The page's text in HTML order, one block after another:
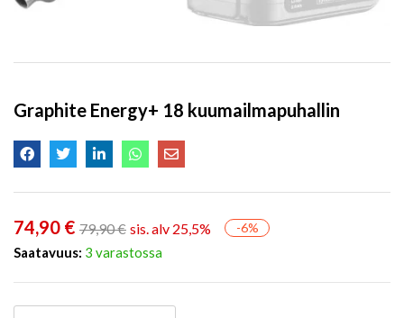
Graphite Energy+ 18 kuumailmapuhallin
74,90 € 79,90€ sis. alv 25,5% -6%
Saatavuus: 3 varastossa